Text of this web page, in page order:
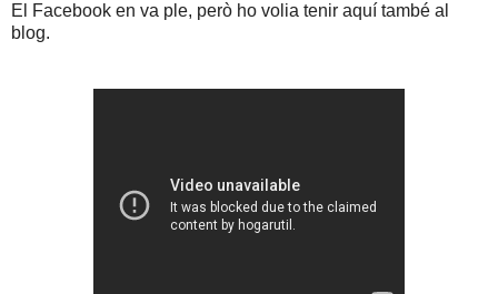
El Facebook en va ple, però ho volia tenir aquí també al
blog.